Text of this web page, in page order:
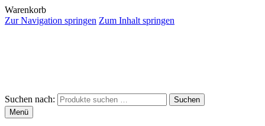
Warenkorb
Zur Navigation springen Zum Inhalt springen
Suchen nach:
Suchen
Menü